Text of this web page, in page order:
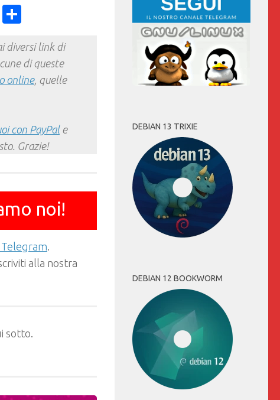
Print
diversi link di
di queste
online, quelle
con PayPale
Grazie!
noi!
.
alla nostra
sotto.
DEBIAN 13 TRIXIE
DEBIAN 12 BOOKWORM